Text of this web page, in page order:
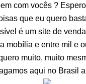
com vocês ?
que eu quero
é um site de
mobília e entre mil e
muito, muito
aqui no Brasil